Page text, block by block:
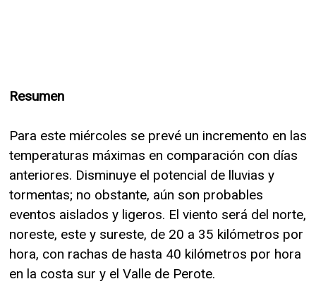
Resumen
Para este miércoles se prevé un incremento en las
temperaturas máximas en comparación con días
anteriores. Disminuye el potencial de lluvias y
tormentas; no obstante, aún son probables
eventos aislados y ligeros. El viento será del norte,
noreste, este y sureste, de 20 a 35 kilómetros por
hora, con rachas de hasta 40 kilómetros por hora
en la costa sur y el Valle de Perote.